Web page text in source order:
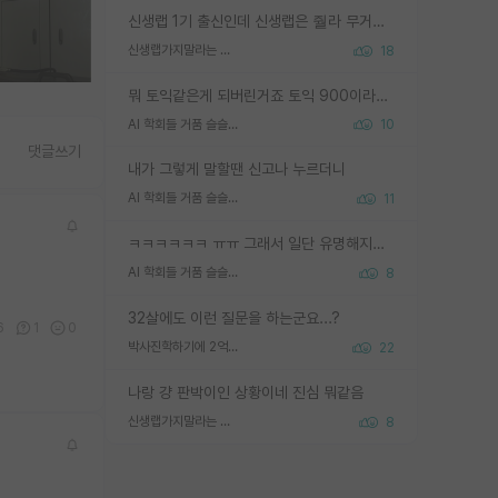
신생랩 1기 출신인데 신생랩은 줠라 무거운 바벨 같은거임. 들면 대박인데 못들면 깔려 죽음. 아무도 알려주지 않는 환경에서 자생해야하지만, 일단 살아남았다면 그 어떤 사람보다 악착같고 생존력 높은 사람으로 거듭날 수 있음
신생랩가지말라는 이유가 있었구나 18
뭐 토익같은게 되버린거죠 토익 900이라고 영어잘하는건 아닙니다만 잘하는사람은 다 900을 넘는 그런
AI 학회들 거품 슬슬 지적이 나오네요 10
내가 그렇게 말할땐 신고나 누르더니
AI 학회들 거품 슬슬 지적이 나오네요 11
ㅋㅋㅋㅋㅋㅋ ㅠㅠ 그래서 일단 유명해지는게 중요한거같습니다
AI 학회들 거품 슬슬 지적이 나오네요 8
32살에도 이런 질문을 하는군요...?
박사진학하기에 2억은 괜찮은 (?) 정도의 경제력인가요 22
나랑 걍 판박이인 상황이네 진심 뭐같음
신생랩가지말라는 이유가 있었구나 8
댓글쓰기